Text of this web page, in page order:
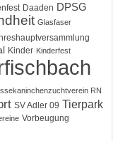
Daaden DPSG
Glasfaser
Kinder Kinderfest
RN
SV Adler 09 Tierpark
Vorbeugung